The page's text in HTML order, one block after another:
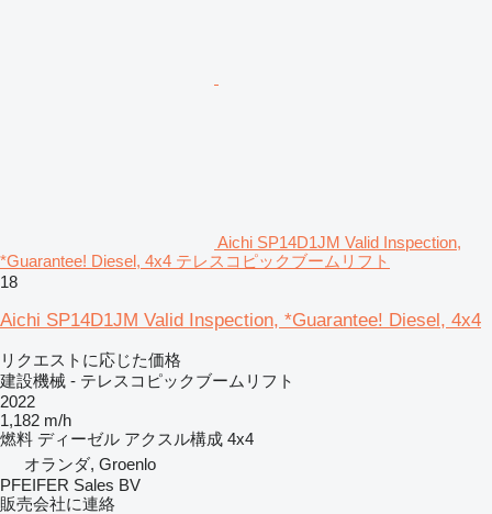
Aichi SP14D1JM Valid Inspection,
*Guarantee! Diesel, 4x4 テレスコピックブームリフト
18
Aichi SP14D1JM Valid Inspection, *Guarantee! Diesel, 4x4
リクエストに応じた価格
建設機械 - テレスコピックブームリフト
2022
1,182 m/h
燃料 ディーゼル アクスル構成 4x4
オランダ, Groenlo
PFEIFER Sales BV
販売会社に連絡